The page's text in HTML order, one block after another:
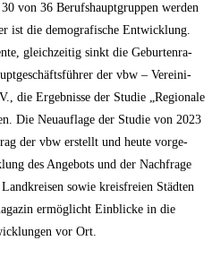
von 36 Berufs­haupt­grup­pen wer­den
ist die demo­gra­fi­sche Ent­wick­lung.
gleich­zei­tig sinkt die Gebur­ten­ra­
der vbw – Ver­ei­ni­
die Ergeb­nis­se der Stu­die „Regio­na­le
Die Neu­auf­la­ge der Stu­die von 2023
der vbw erstellt und heu­te vor­ge­
des Ange­bots und der Nach­fra­ge
sowie kreis­frei­en Städ­ten
ermög­licht Ein­bli­cke in die
vor Ort.